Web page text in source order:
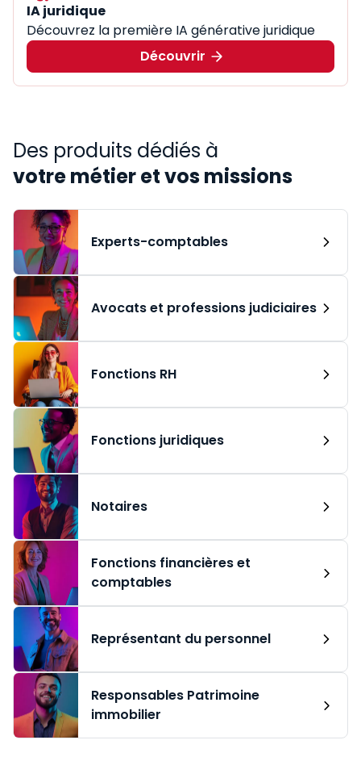
IA juridique
Découvrez la première IA générative juridique
Découvrir
Des produits dédiés à
votre métier et vos missions
Experts-comptables
Avocats et professions judiciaires
Fonctions RH
Fonctions juridiques
Notaires
Fonctions financières et
comptables
Représentant du personnel
Responsables Patrimoine
immobilier